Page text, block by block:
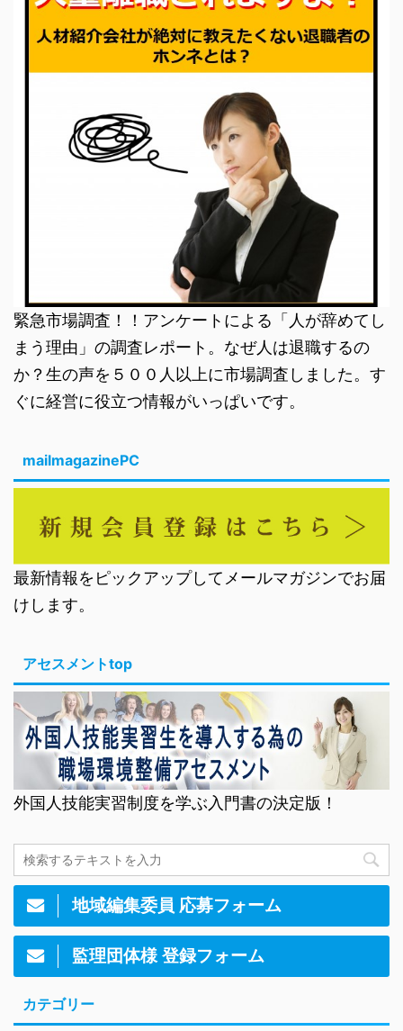
緊急市場調査！！アンケートによる「人が辞めてし
まう理由」の調査レポート。なぜ人は退職するの
か？生の声を５００人以上に市場調査しました。す
ぐに経営に役立つ情報がいっぱいです。
mailmagazinePC
最新情報をピックアップしてメールマガジンでお届
けします。
アセスメントtop
外国人技能実習制度を学ぶ入門書の決定版！
地域編集委員 応募フォーム
監理団体様 登録フォーム
カテゴリー